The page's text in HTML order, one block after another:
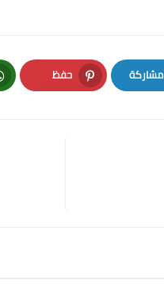
مشاركة
LinkedIn
حفظ
Pinterest